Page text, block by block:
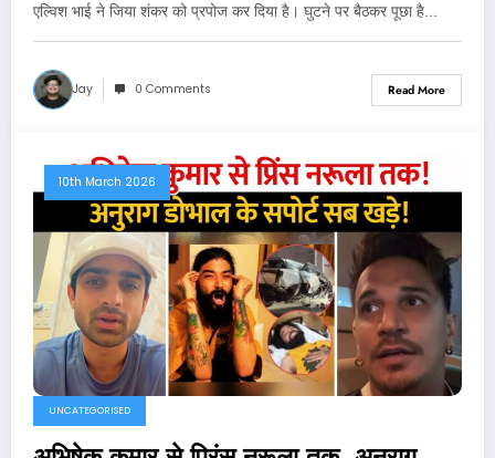
एल्विश भाई ने जिया शंकर को प्रपोज कर दिया है। घुटने पर बैठकर पूछा है…
Jay 0 Comments Read More
10th March 2026
UNCATEGORISED